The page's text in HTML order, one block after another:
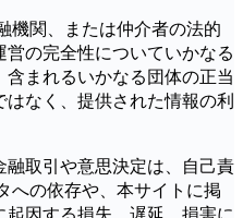
機関、または仲介者の法的
の完全性についていかなる
まれるいかなる団体の正当
なく、提供された情報の利
取引や意思決定は、自己責
への依存や、本サイトに掲